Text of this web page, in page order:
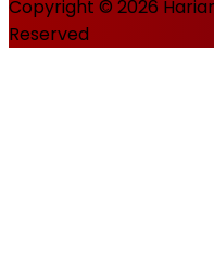
Copyright © 2026
Reserved